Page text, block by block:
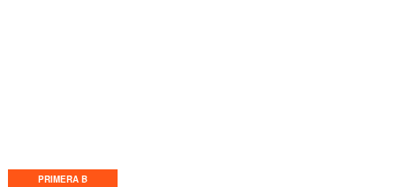
PRIMERA B